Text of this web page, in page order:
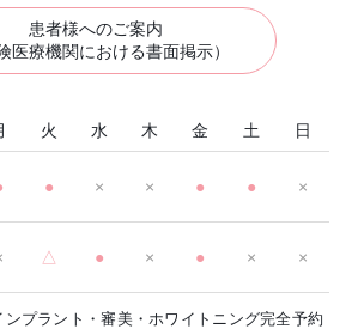
患者様へのご案内
医療機関における書面掲示）
火 水 木 金 土 日
● × × ● ● ×
△ ● × ● × ×
プラント・審美・ホワイトニング完全予約